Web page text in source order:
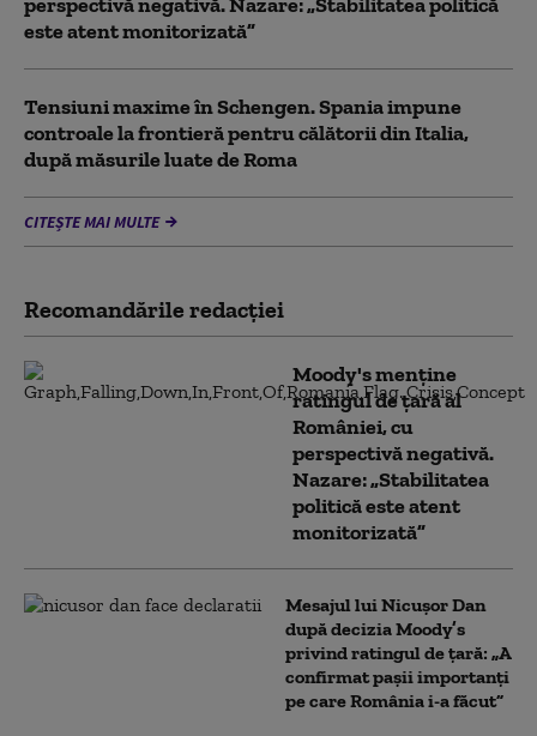
este atent monitorizată”
Tensiuni maxime în Schengen. Spania impune
controale la frontieră pentru călătorii din Italia,
după măsurile luate de Roma
CITEȘTE MAI MULTE
Recomandările redacţiei
Moody's menține
ratingul de țară al
României, cu
perspectivă negativă.
Nazare: „Stabilitatea
politică este atent
monitorizată”
Mesajul lui Nicușor Dan
după decizia Moody’s
privind ratingul de țară: „A
confirmat pașii importanți
pe care România i-a făcut”